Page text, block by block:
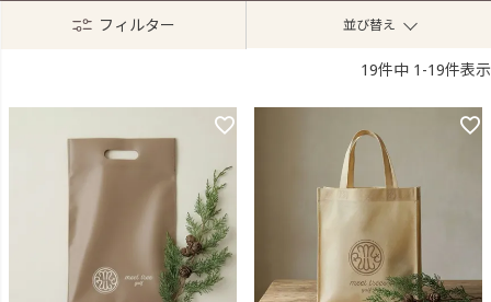
フィルター 並び替え
19件中 1 -19件表示